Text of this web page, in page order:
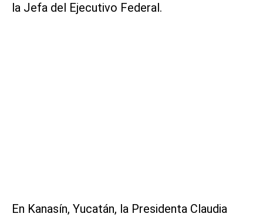
la Jefa del Ejecutivo Federal.
En Kanasín, Yucatán, la Presidenta Claudia